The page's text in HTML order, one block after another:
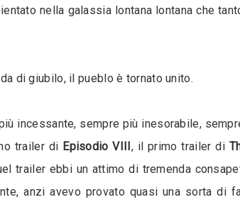
nella galassia lontana lontana che
di giubilo, il pueblo è tornato unito.
incessante, sempre più inesorabile,
trailer di Episodio VIII, il primo trailer di
trailer ebbi un attimo di tremenda
anzi avevo provato quasi una sorta